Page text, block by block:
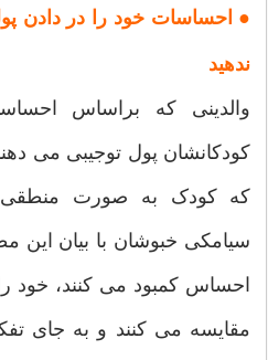
● احساسات خود را در دادن
ندهید
والدینی که براساس
کودکانشان پول توجیبی می
که کودک به صورت منطقی
سیامکی خبوشان با بیان این
احساس کمبود می کنند، خود را
مقایسه می کنند و به جای